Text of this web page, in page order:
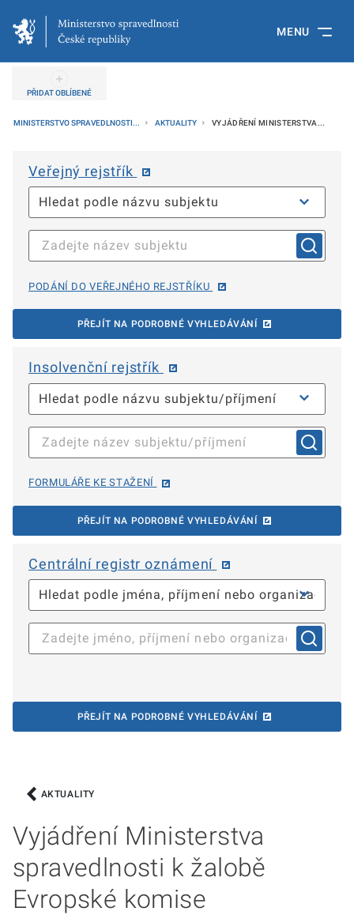
MENU
PŘIDAT OBLÍBENÉ
MINISTERSTVO SPRAVEDLNOSTI... AKTUALITY VYJÁDŘENÍ MINISTERSTVA...
Veřejný rejstřík
PODÁNÍ DO VEŘEJNÉHO REJSTŘÍKU
PŘEJÍT NA PODROBNÉ VYHLEDÁVÁNÍ
Insolvenční rejstřík
FORMULÁŘE KE STAŽENÍ
PŘEJÍT NA PODROBNÉ VYHLEDÁVÁNÍ
Centrální registr oznámení
PŘEJÍT NA PODROBNÉ VYHLEDÁVÁNÍ
AKTUALITY
Vyjádření Ministerstva
spravedlnosti k žalobě
Evropské komise